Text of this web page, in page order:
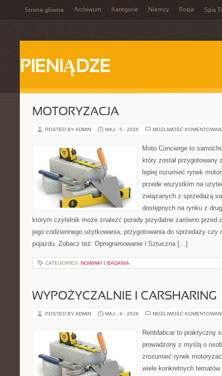
Strona główna Archiwum Kategorie Niemcy Rosja Spis
PIENIĄDZE
MOTORYZACJA
POSTED BY ADMIN MAJ - 5 - 2026 MOŻLIWOŚĆ
Moto Concierge to
który został
lepiej rozumieć rynek
przede wszystkim na
związanych z sprzedażą
dostępnych na rynku z
którym czytelnik może znaleźć porady przydatne zarówno przed
jego codziennego użytkowania, przygotowania do sprzedaży czy
pojazdu. Zobacz też: Oprogramowanie i Sztuczna […]
CATEGORIES: NOWINKI I BADANIA
WYPOŻYCZALNIE I CARSHARING
POSTED BY ADMIN MAJ - 4 - 2026 MOŻLIWOŚĆ
Rentdabcar to praktyczny
prowadzony z myślą o
zrozumieć rynek
wiele konkretnych